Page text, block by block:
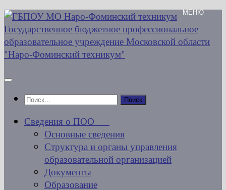
Перейти
к
содержимому
Найти:
Сведения о ПОО
Основные сведения
Структура и органы управления
образовательной организацией
Документы
Образование